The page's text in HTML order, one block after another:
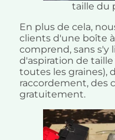
taille du
En plus de cela,
clients d'une boîte
comprend, sans s'y
d'aspiration de taille
toutes les graines),
raccordement, des
gratuitement.